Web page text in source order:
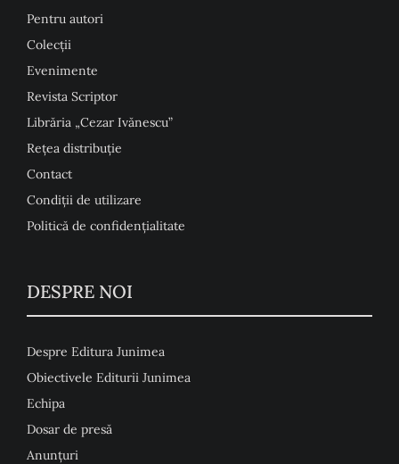
Pentru autori
Colecţii
Evenimente
Revista Scriptor
Librăria „Cezar Ivănescu”
Rețea distribuție
Contact
Condiţii de utilizare
Politică de confidențialitate
DESPRE NOI
Despre Editura Junimea
Obiectivele Editurii Junimea
Echipa
Dosar de presă
Anunţuri